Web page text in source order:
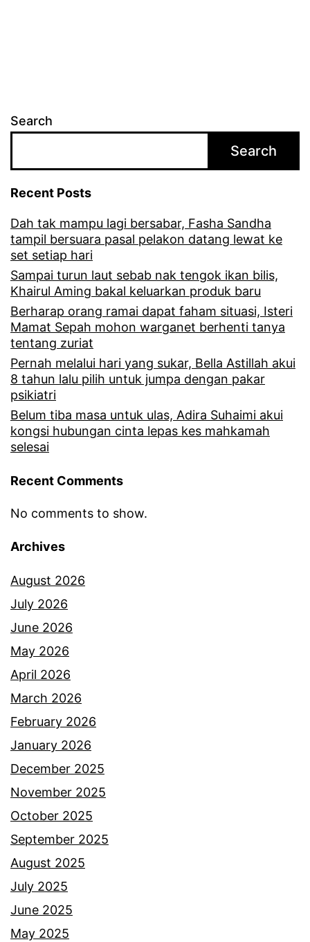
Search
Search
Recent Posts
Dah tak mampu lagi bersabar, Fasha Sandha
tampil bersuara pasal pelakon datang lewat ke
set setiap hari
Sampai turun laut sebab nak tengok ikan bilis,
Khairul Aming bakal keluarkan produk baru
Berharap orang ramai dapat faham situasi, Isteri
Mamat Sepah mohon warganet berhenti tanya
tentang zuriat
Pernah melalui hari yang sukar, Bella Astillah akui
8 tahun lalu pilih untuk jumpa dengan pakar
psikiatri
Belum tiba masa untuk ulas, Adira Suhaimi akui
kongsi hubungan cinta lepas kes mahkamah
selesai
Recent Comments
No comments to show.
Archives
August 2026
July 2026
June 2026
May 2026
April 2026
March 2026
February 2026
January 2026
December 2025
November 2025
October 2025
September 2025
August 2025
July 2025
June 2025
May 2025